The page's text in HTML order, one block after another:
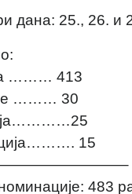
дана: 25., 26. и
……… 413
……… 30
15
483